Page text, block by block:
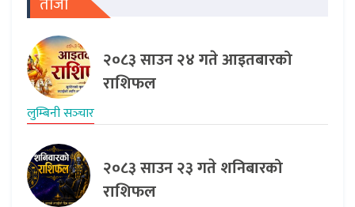
२०८३ साउन २४ गते आइतबारको
राशिफल
लुम्बिनी सञ्‍चार
२०८३ साउन २३ गते शनिबारको
राशिफल